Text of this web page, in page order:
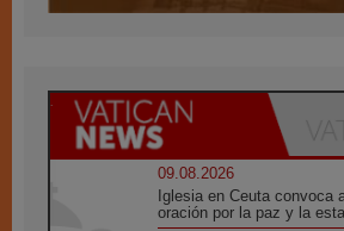
09.08.2026
Iglesia en Ceuta convoca
oración por la paz y la